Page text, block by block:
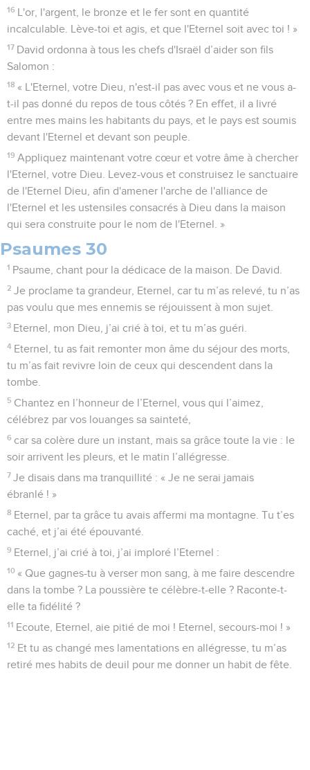
16 L'or, l'argent, le bronze et le fer sont en quantité
incalculable. Lève-toi et agis, et que l'Eternel soit avec toi ! »
17 David ordonna à tous les chefs d'Israël d’aider son fils
Salomon :
18 « L'Eternel, votre Dieu, n'est-il pas avec vous et ne vous a-
t-il pas donné du repos de tous côtés ? En effet, il a livré
entre mes mains les habitants du pays, et le pays est soumis
devant l'Eternel et devant son peuple.
19 Appliquez maintenant votre cœur et votre âme à chercher
l'Eternel, votre Dieu. Levez-vous et construisez le sanctuaire
de l'Eternel Dieu, afin d'amener l'arche de l'alliance de
l'Eternel et les ustensiles consacrés à Dieu dans la maison
qui sera construite pour le nom de l'Eternel. »
Psaumes 30
1 Psaume, chant pour la dédicace de la maison. De David.
2 Je proclame ta grandeur, Eternel, car tu m’as relevé, tu n’as
pas voulu que mes ennemis se réjouissent à mon sujet.
3 Eternel, mon Dieu, j’ai crié à toi, et tu m’as guéri.
4 Eternel, tu as fait remonter mon âme du séjour des morts,
tu m’as fait revivre loin de ceux qui descendent dans la
tombe.
5 Chantez en l’honneur de l’Eternel, vous qui l’aimez,
célébrez par vos louanges sa sainteté,
6 car sa colère dure un instant, mais sa grâce toute la vie : le
soir arrivent les pleurs, et le matin l’allégresse.
7 Je disais dans ma tranquillité : « Je ne serai jamais
ébranlé ! »
8 Eternel, par ta grâce tu avais affermi ma montagne. Tu t’es
caché, et j’ai été épouvanté.
9 Eternel, j’ai crié à toi, j’ai imploré l’Eternel :
10 « Que gagnes-tu à verser mon sang, à me faire descendre
dans la tombe ? La poussière te célèbre-t-elle ? Raconte-t-
elle ta fidélité ?
11 Ecoute, Eternel, aie pitié de moi ! Eternel, secours-moi ! »
12 Et tu as changé mes lamentations en allégresse, tu m’as
retiré mes habits de deuil pour me donner un habit de fête.